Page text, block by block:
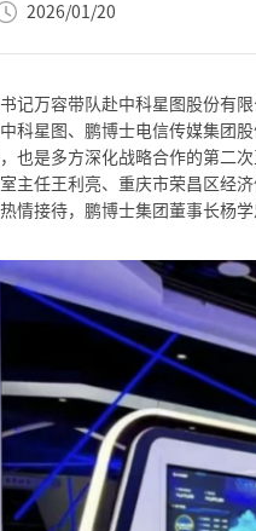
2026/01/20
记万容带队赴中科星图股份
科星图、鹏博士电信传媒集团
也是多方深化战略合作的第二
主任王利亮、重庆市荣昌区经
情接待，鹏博士集团董事长杨